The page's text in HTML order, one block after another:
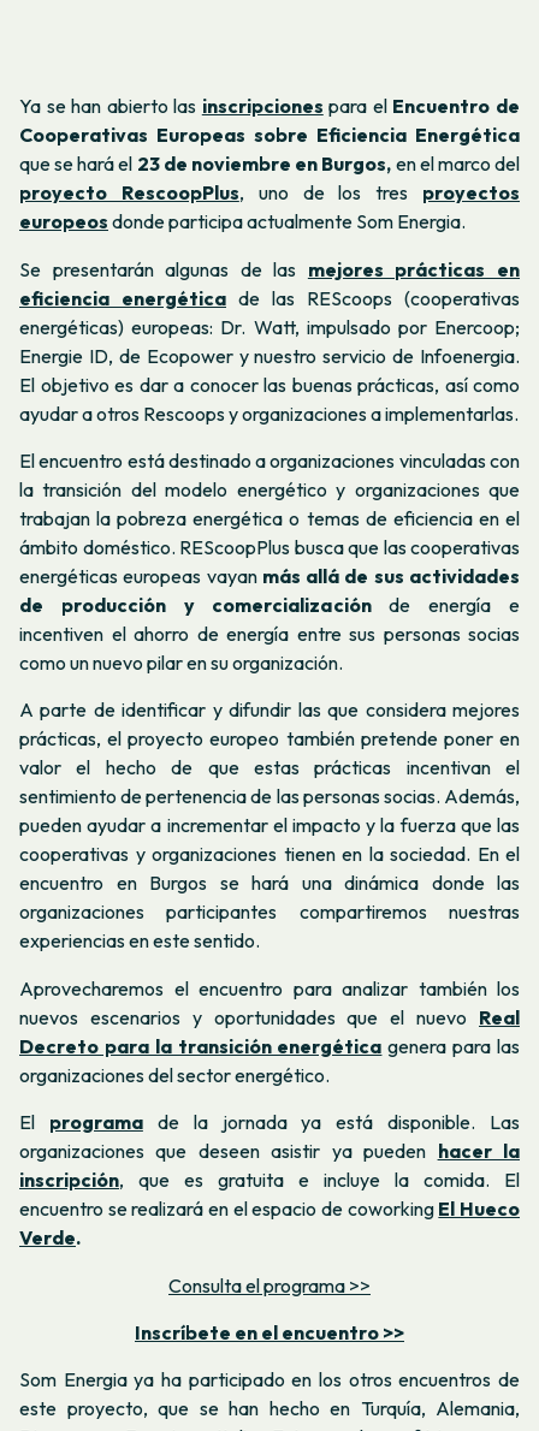
Ya se han abierto las inscripciones para el Encuentro de
Cooperativas Europeas sobre Eficiencia Energética
que se hará el 23 de noviembre en Burgos, en el marco del
proyecto RescoopPlus, uno de los tres proyectos
europeos donde participa actualmente Som Energia.
Se presentarán algunas de las mejores prácticas en
eficiencia energética de las REScoops (cooperativas
energéticas) europeas: Dr. Watt, impulsado por Enercoop;
Energie ID, de Ecopower y nuestro servicio de Infoenergia.
El objetivo es dar a conocer las buenas prácticas, así como
ayudar a otros Rescoops y organizaciones a implementarlas.
El encuentro está destinado a organizaciones vinculadas con
la transición del modelo energético y organizaciones que
trabajan la pobreza energética o temas de eficiencia en el
ámbito doméstico. REScoopPlus busca que las cooperativas
energéticas europeas vayan más allá de sus actividades
de producción y comercializaciónde energía e
incentiven el ahorro de energía entre sus personas socias
como un nuevo pilar en su organización.
A parte de identificar y difundir las que considera mejores
prácticas, el proyecto europeo también pretende poner en
valor el hecho de que estas prácticas incentivan el
sentimiento de pertenencia de las personas socias. Además,
pueden ayudar a incrementar el impacto y la fuerza que las
cooperativas y organizaciones tienen en la sociedad. En el
encuentro en Burgos se hará una dinámica donde las
organizaciones participantes compartiremos nuestras
experiencias en este sentido.
Aprovecharemos el encuentro para analizar también los
nuevos escenarios y oportunidades que el nuevo Real
Decreto para la transición energética genera para las
organizaciones del sector energético.
El programade la jornadaya está disponible. Las
organizaciones que deseen asistir ya pueden hacer la
inscripción, que es gratuita e incluye la comida. El
encuentro se realizará en el espacio de coworking El Hueco
Verde.
Consulta el programa >>
Inscríbete en el encuentro >>
Som Energia ya ha participado en los otros encuentros de
este proyecto, que se han hecho en Turquía, Alemania,